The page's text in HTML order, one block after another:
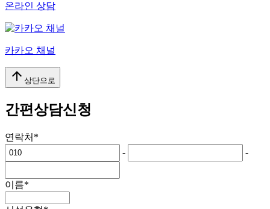
온라인 상담
카카오 채널
arrow_upward 상단으로
간편상담신청
연락처 *
-
-
이름*